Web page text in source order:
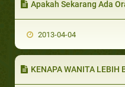
Apakah Sekarang Ada
2013-04-04
KENAPA WANITA LEBIH